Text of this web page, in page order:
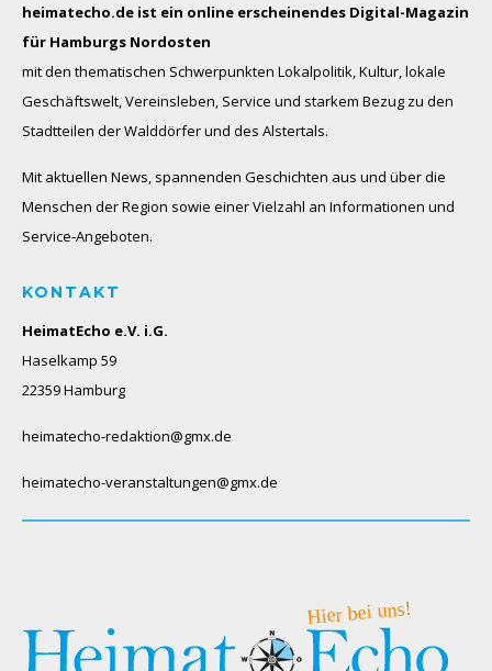
heimatecho.de ist ein online erscheinendes Digital-Magazin
für Hamburgs Nordosten
mit den thematischen Schwerpunkten Lokalpolitik, Kultur, lokale
Geschäftswelt, Vereinsleben, Service und starkem Bezug zu den
Stadtteilen der Walddörfer und des Alstertals.
Mit aktuellen News, spannenden Geschichten aus und über die
Menschen der Region sowie einer Vielzahl an Informationen und
Service-Angeboten.
KONTAKT
HeimatEcho e.V. i.G.
Haselkamp 59
22359 Hamburg
heimatecho-redaktion@gmx.de
heimatecho-veranstaltungen@gmx.de